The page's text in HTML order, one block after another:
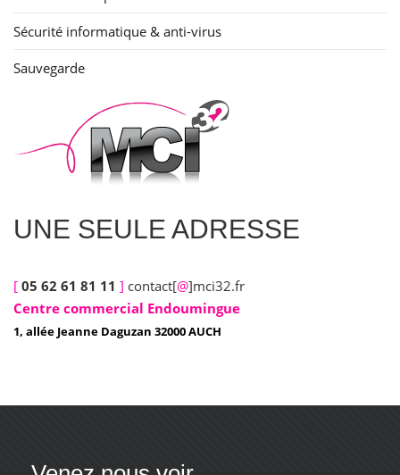
Sécurité informatique & anti-virus
Sauvegarde
UNE SEULE ADRESSE
[ 05 62 61 81 11 ] contact[@]mci32.fr
Centre commercial Endoumingue
1, allée Jeanne Daguzan 32000 AUCH